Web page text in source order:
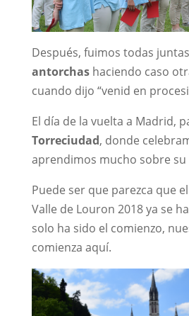
Después, fuimos todas
antorchas haciendo caso
cuando dijo “venid en
El día de la vuelta a Madrid,
Torreciudad, donde
aprendimos mucho sobre
Puede ser que parezca que
Valle de Louron 2018 ya se
solo ha sido el comienzo,
comienza aquí.